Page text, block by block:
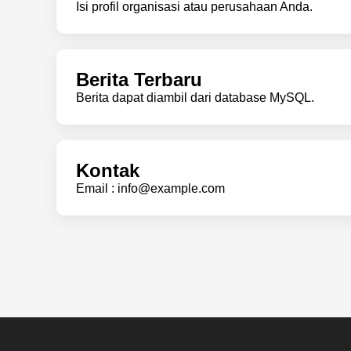
Isi profil organisasi atau perusahaan Anda.
Berita Terbaru
Berita dapat diambil dari database MySQL.
Kontak
Email : info@example.com